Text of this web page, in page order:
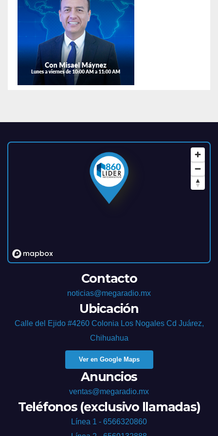
Contacto
noticias@megaradio.mx
Ubicación
Calle del Ejido #4260 Colonia Los Nogales Cd Juárez,
Chihuahua
Ver en Google Maps
Anuncios
ventas@megaradio.mx
Teléfonos (exclusivo llamadas)
Línea 1 - 6566320860